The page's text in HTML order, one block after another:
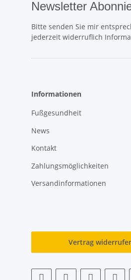
Newsletter
Bitte senden Sie mir
jederzeit widerruflich
Informationen
Fußgesundheit
News
Kontakt
Zahlungsmöglichkeiten
Versandinformationen
Vertrag